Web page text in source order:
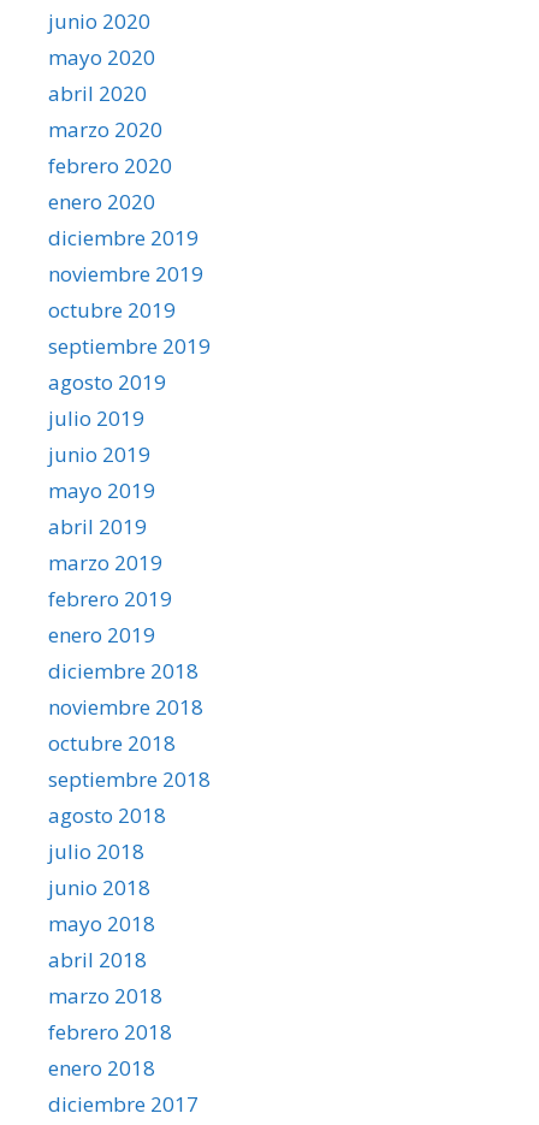
junio 2020
mayo 2020
abril 2020
marzo 2020
febrero 2020
enero 2020
diciembre 2019
noviembre 2019
octubre 2019
septiembre 2019
agosto 2019
julio 2019
junio 2019
mayo 2019
abril 2019
marzo 2019
febrero 2019
enero 2019
diciembre 2018
noviembre 2018
octubre 2018
septiembre 2018
agosto 2018
julio 2018
junio 2018
mayo 2018
abril 2018
marzo 2018
febrero 2018
enero 2018
diciembre 2017